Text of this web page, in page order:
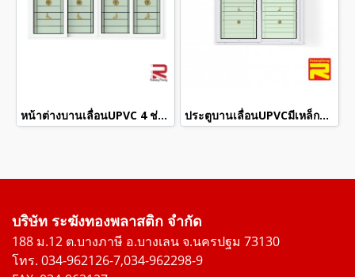
หน้าต่างบานเลื่อนUPVC 4 ช่องมีเหล็กดัด+กระจก 2 ชั้น ประตูบานเลื่อนUPVCมีเหล็กดัด+กระจก 2 ชั้น
บริษัท ระฆังทองพลาสติก จำกัด
188 ม.12 ต.บางภาษี อ.บางเลน จ.นครปฐม 73130
โทร. 034-962126-7,034-962298-9